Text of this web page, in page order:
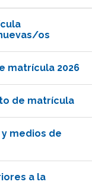
os
matrícula 2026
de matrícula
medios de
a la